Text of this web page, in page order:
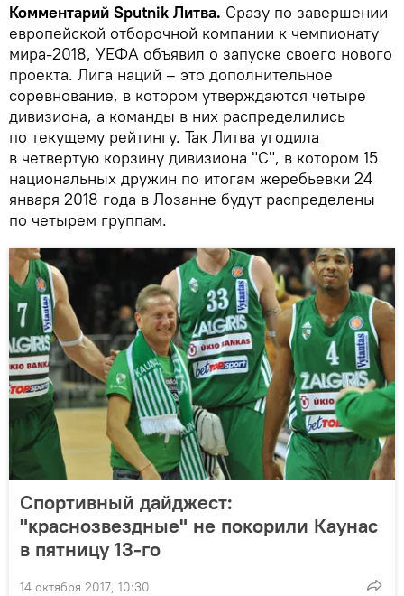
Комментарий Sputnik Литва. Сразу по завершении
европейской отборочной компании к чемпионату
мира-2018, УЕФА объявил о запуске своего нового
проекта. Лига наций – это дополнительное
соревнование, в котором утверждаются четыре
дивизиона, а команды в них распределились
по текущему рейтингу. Так Литва угодила
в четвертую корзину дивизиона "С", в котором 15
национальных дружин по итогам жеребьевки 24
января 2018 года в Лозанне будут распределены
по четырем группам.
Спортивный дайджест:
"краснозвездные" не покорили Каунас
в пятницу 13-го
14 октября 2017, 10:30